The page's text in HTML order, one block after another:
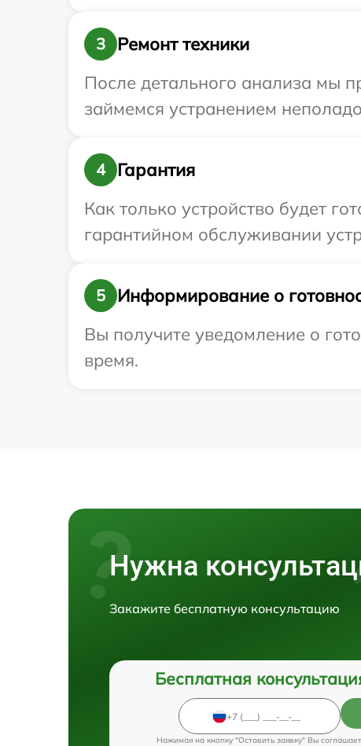
3
Ремонт техники
После детального анализа мы
займемся устранением
4
Гарантия
Как только устройство будет
гарантийном обслуживании
5
Информирование о
Вы получите уведомление о
время.
Нужна
Закажите бесплатную консультацию
Бесплатная
Нажимая на кнопку "Оставить заявку" Вы